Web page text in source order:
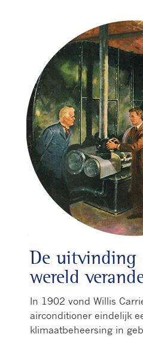
De uitvinding
wereld
In 1902 vond Willis
airconditioner eindelijk
klimaatbeheersing in